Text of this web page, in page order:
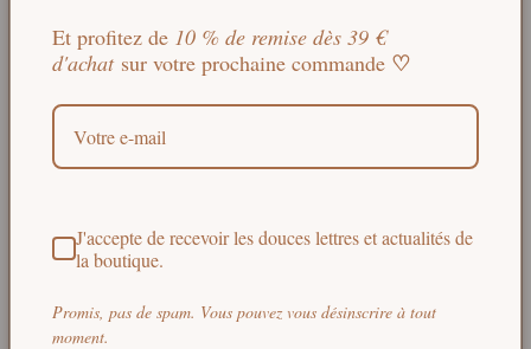
Chamarrel®est une entreprise familiale
dans la distribution de
écologiquespour l’hygiène, le bien-être et
Fidèle à ses valeurs écoresponsables,
décheten proposant des solutions
Et profitez de 10 % de remise dès 39 €
d'achat sur votre prochaine commande ♡
J'accepte de recevoir les douces lettres et actualités de
la boutique.
Promis, pas de spam. Vous pouvez vous désinscrire à tout
moment.